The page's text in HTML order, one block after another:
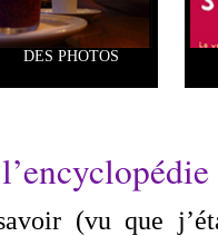
DES PHOTOS
savoir (vu que